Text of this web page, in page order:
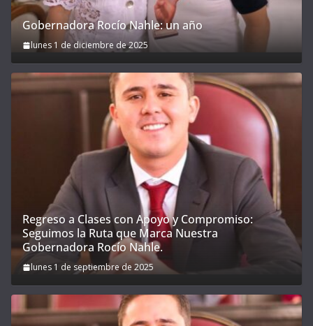
Gobernadora Rocío Nahle: un año
lunes 1 de diciembre de 2025
Regreso a Clases con Apoyo y Compromiso:
Seguimos la Ruta que Marca Nuestra
Gobernadora Rocío Nahle.
lunes 1 de septiembre de 2025